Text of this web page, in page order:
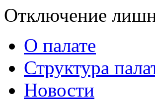
Отключение
О палате
Структура
Новости